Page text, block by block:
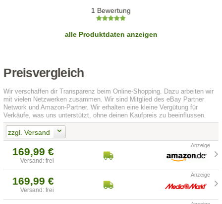
1 Bewertung
alle Produktdaten anzeigen
Preisvergleich
Wir verschaffen dir Transparenz beim Online-Shopping. Dazu arbeiten wir
mit vielen Netzwerken zusammen. Wir sind Mitglied des eBay Partner
Network und Amazon-Partner. Wir erhalten eine kleine Vergütung für
Verkäufe, was uns unterstützt, ohne deinen Kaufpreis zu beeinflussen.
zzgl. Versand
169,99 €
Versand: frei
169,99 €
Versand: frei